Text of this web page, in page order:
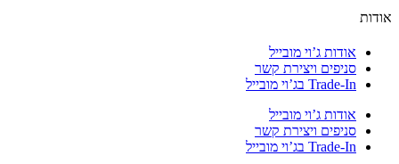
אודות ג’וי מובייל
סניפים ויצירת קשר
Trade-In בג’וי מובייל
אודות ג’וי מובייל
סניפים ויצירת קשר
Trade-In בג’וי מובייל